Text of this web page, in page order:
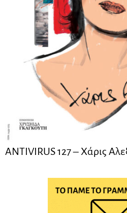
ANTIVIRUS 127 – Xάρις